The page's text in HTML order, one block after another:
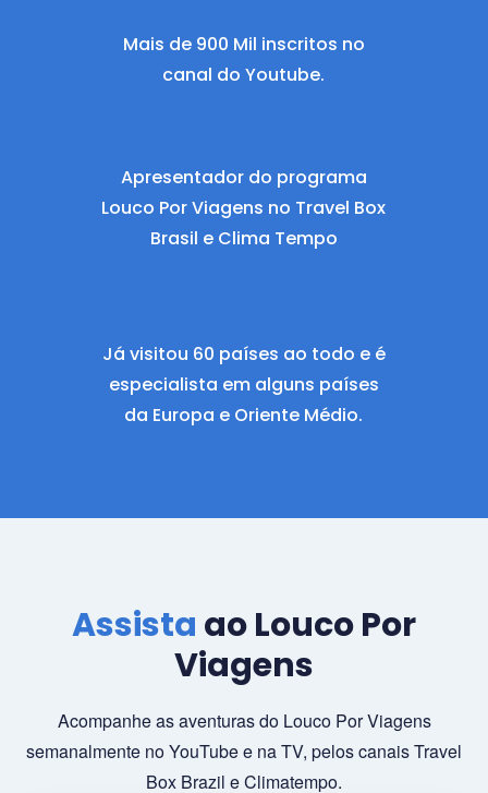
Mais de 900 Mil inscritos no
canal do Youtube.
Apresentador do programa
Louco Por Viagens no Travel Box
Brasil e Clima Tempo
Já visitou 60 países ao todo e é
especialista em alguns países
da Europa e Oriente Médio.
Assista ao Louco Por
Viagens
Acompanhe as aventuras do Louco Por Viagens
semanalmente no YouTube e na TV, pelos canais Travel
Box Brazil e Climatempo.